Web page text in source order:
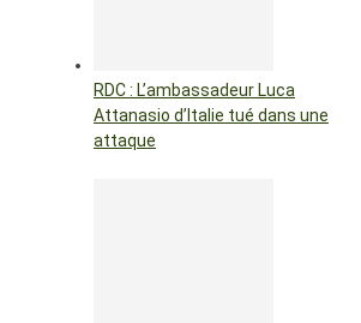
RDC : L’ambassadeur Luca
Attanasio d’Italie tué dans une
attaque